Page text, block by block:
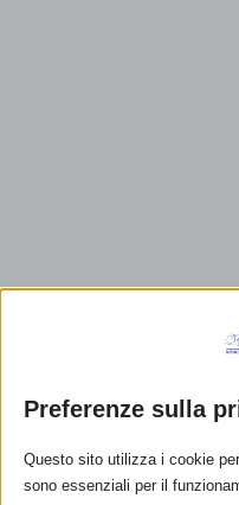
Non ci sono eventi
Preferenze sulla
Questo sito utilizza i cookie
sono essenziali per il